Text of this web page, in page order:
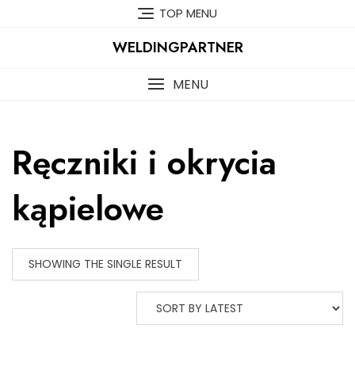
TOP MENU
WELDINGPARTNER
MENU
Ręczniki i okrycia
kąpielowe
SHOWING THE SINGLE RESULT